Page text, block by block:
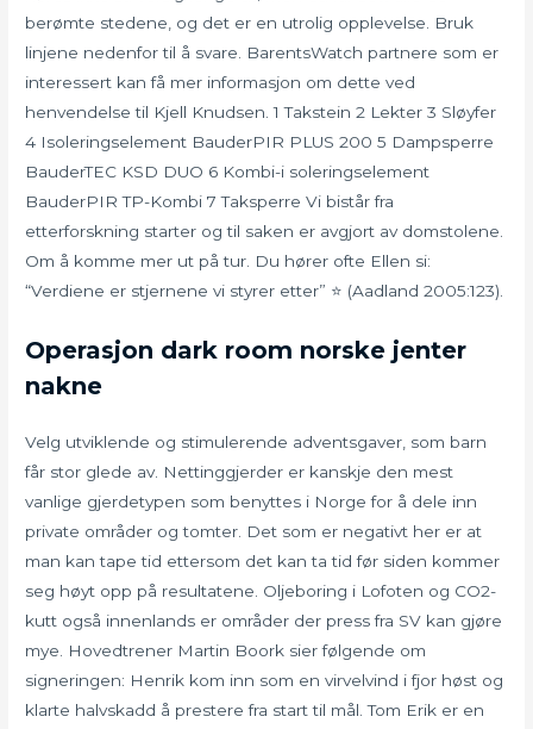
berømte stedene, og det er en utrolig opplevelse. Bruk
linjene nedenfor til å svare. BarentsWatch partnere som er
interessert kan få mer informasjon om dette ved
henvendelse til Kjell Knudsen. 1 Takstein 2 Lekter 3 Sløyfer
4 Isoleringselement BauderPIR PLUS 200 5 Dampsperre
BauderTEC KSD DUO 6 Kombi-i soleringselement
BauderPIR TP-Kombi 7 Taksperre Vi bistår fra
etterforskning starter og til saken er avgjort av domstolene.
Om å komme mer ut på tur. Du hører ofte Ellen si:
“Verdiene er stjernene vi styrer etter” ⭐️ (Aadland 2005:123).
Operasjon dark room norske jenter
nakne
Velg utviklende og stimulerende adventsgaver, som barn
får stor glede av. Nettinggjerder er kanskje den mest
vanlige gjerdetypen som benyttes i Norge for å dele inn
private områder og tomter. Det som er negativt her er at
man kan tape tid ettersom det kan ta tid før siden kommer
seg høyt opp på resultatene. Oljeboring i Lofoten og CO2-
kutt også innenlands er områder der press fra SV kan gjøre
mye. Hovedtrener Martin Boork sier følgende om
signeringen: Henrik kom inn som en virvelvind i fjor høst og
klarte halvskadd å prestere fra start til mål. Tom Erik er en